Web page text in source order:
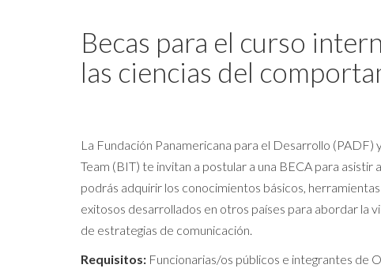
Becas para el curso
las ciencias del
La Fundación Panamericana para el Desarrollo (PADF)
Team (BIT) te invitan a postular a una BECA para asistir
podrás adquirir los conocimientos básicos,
exitosos desarrollados en otros países para abordar la
de estrategias de comunicación.
Requisitos: Funcionarias/os públicos e integrantes de